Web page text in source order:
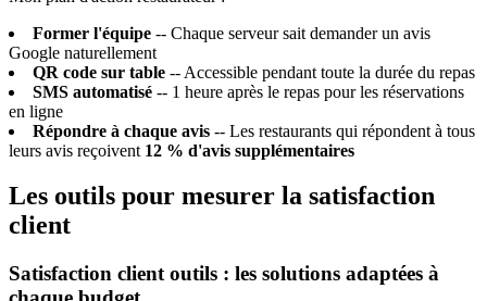
Former l'équipe -- Chaque serveur sait demander un avis
Google naturellement
QR code sur table -- Accessible pendant toute la durée du repas
SMS automatisé -- 1 heure après le repas pour les réservations
en ligne
Répondre à chaque avis -- Les restaurants qui répondent à tous
leurs avis reçoivent 12 % d'avis supplémentaires
Les outils pour mesurer la satisfaction
client
Satisfaction client outils : les solutions adaptées à